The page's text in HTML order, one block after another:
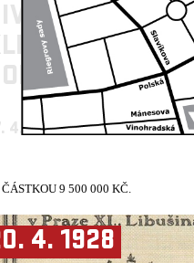
Z
4. 1928 19:30, VELKÝ SÁL
4. 1928
9 500 000 KČ.